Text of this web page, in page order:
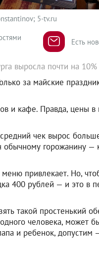
5-tv.ru
Есть
выросла почти на 10%
за майские
и кафе. Правда, цены
чек вырос
горожанину —
привлекает. Но,
400 рублей — и это в
такой простенький
человека, может
и ребенок, допустим